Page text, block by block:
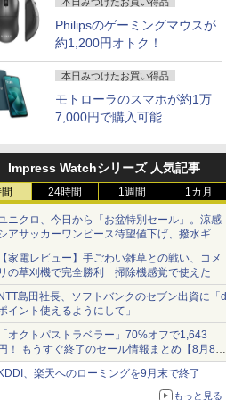
Philipsのゲーミングマウスが
約1,200円オトク！
本日みつけたお買い得品
モトローラのスマホが約1万
7,000円で購入可能
Impress Watchシリーズ 人気記事
24時間 1週間 1カ月
ニクロ、今日から「お盆特別セール」。涼感
アサッカーワンピース待望値下げ、撥水ギア
ョーツは1990円に
家電レビュー】手ごわい雑草との戦い、コメ
の草刈機で完全勝利 掃除機感覚で使えた
島田社長、ソフトバンクのセブン出資に「d
イント使えるようにして」
オクトパストラベラー」70%オフで1,643
！ もうすぐ終了のセール情報まとめ【8月8日
新】
ンテンドーeショップでは「大神 絶景版」が
、楽天へのローミングを9月末で終了
もっと見る